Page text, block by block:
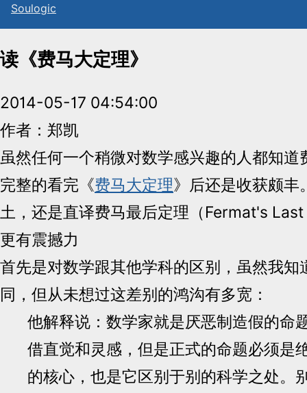
Soulogic
读《费马大定理》
2014-05-17 04:54:00
作者：郑凯
虽然任何一个稍微对数学感兴趣的人都知道
完整的看完《费马大定理》后还是收获颇丰
土，还是直译费马最后定理（Fermat's
更有震撼力
首先是对数学跟其他学科的区别，虽然我知
同，但从未想过这差别的鸿沟有多宽：
他解释说：数学家就是厌恶制造假的命
借直觉和灵感，但是正式的命题必须是
的核心，也是它区别于别的科学之处。